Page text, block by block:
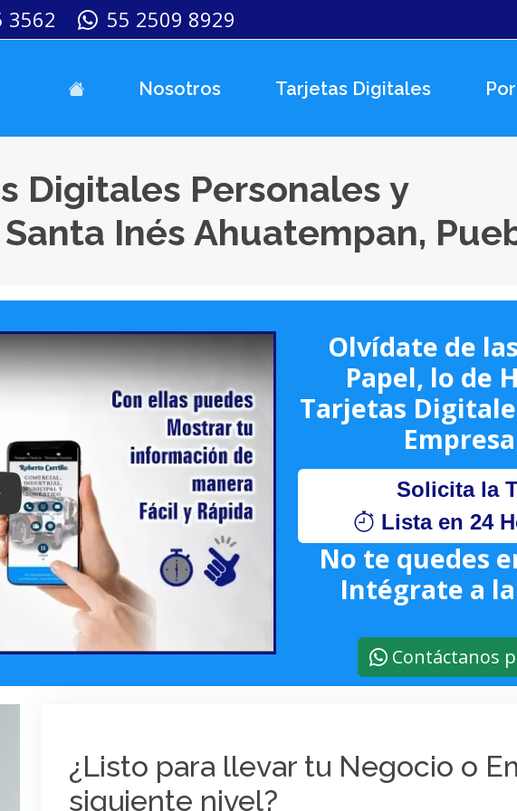
3562 55 2509 8929
Nosotros Tarjetas Digitales
Digitales Personales y
Inés Ahuatempan,
Keynote (Google I/O '18)
Olvídate de
Papel, lo de
Tarjetas
Solicita la
Lista en 24
No te quedes
Intégrate a
Contáctanos
¿Listo para llevar tu Negocio o
siguiente nivel?